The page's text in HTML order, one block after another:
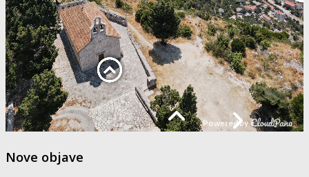
Nove objave